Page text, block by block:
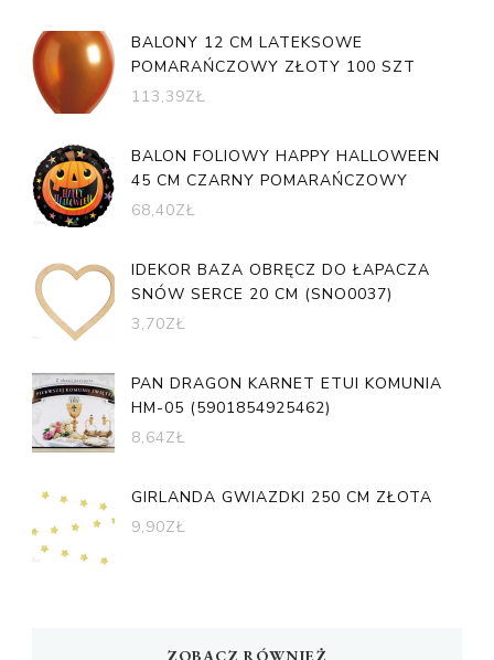
BALONY 12 CM LATEKSOWE
POMARAŃCZOWY ZŁOTY 100 SZT
113,39ZŁ
BALON FOLIOWY HAPPY HALLOWEEN
45 CM CZARNY POMARAŃCZOWY
68,40ZŁ
IDEKOR BAZA OBRĘCZ DO ŁAPACZA
SNÓW SERCE 20 CM (SNO0037)
3,70ZŁ
PAN DRAGON KARNET ETUI KOMUNIA
HM-05 (5901854925462)
8,64ZŁ
GIRLANDA GWIAZDKI 250 CM ZŁOTA
9,90ZŁ